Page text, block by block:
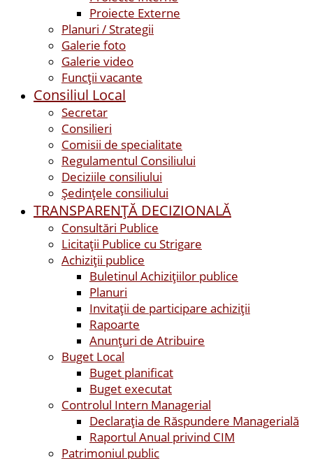
Proiecte Externe
Planuri / Strategii
Galerie foto
Galerie video
Funcții vacante
Consiliul Local
Secretar
Consilieri
Comisii de specialitate
Regulamentul Consiliului
Deciziile consiliului
Ședințele consiliului
TRANSPARENȚĂ DECIZIONALĂ
Consultări Publice
Licitații Publice cu Strigare
Achiziţii publice
Buletinul Achizițiilor publice
Planuri
Invitaţii de participare achiziții
Rapoarte
Anunțuri de Atribuire
Buget Local
Buget planificat
Buget executat
Controlul Intern Managerial
Declarația de Răspundere Managerială
Raportul Anual privind CIM
Patrimoniul public